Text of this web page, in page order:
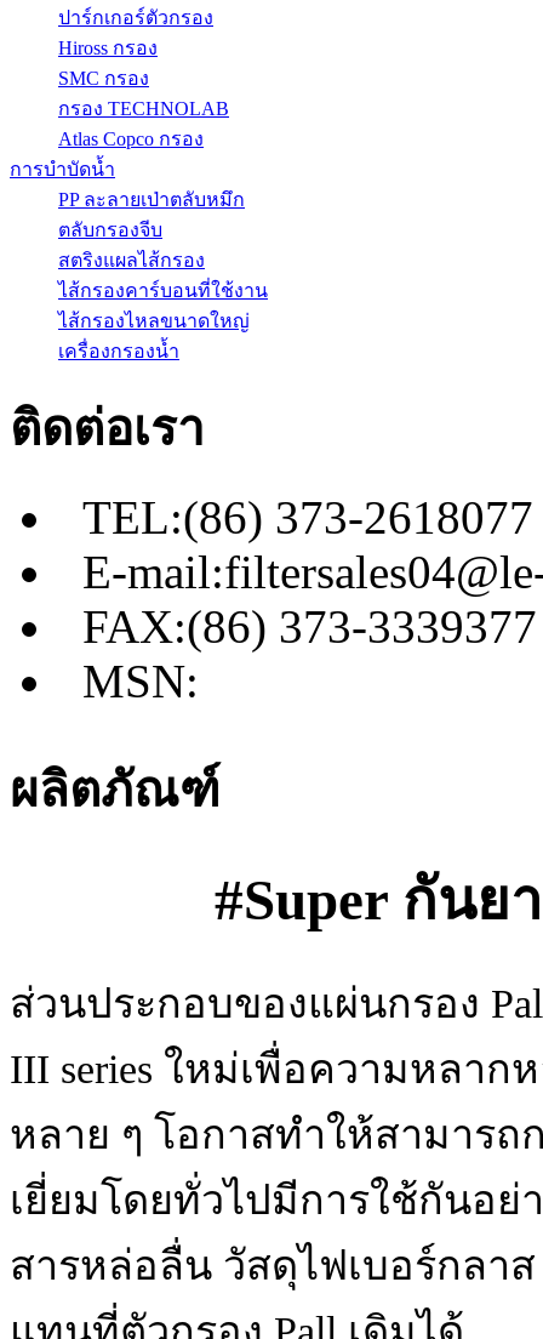
ปาร์กเกอร์ตัวกรอง
Hiross กรอง
SMC กรอง
กรอง TECHNOLAB
Atlas Copco กรอง
การบำบัดน้ำ
PP ละลายเป่าตลับหมึก
ตลับกรองจีบ
สตริงแผลไส้กรอง
ไส้กรองคาร์บอนที่ใช้งาน
ไส้กรองไหลขนาดใหญ่
เครื่องกรองน้ำ
ติดต่อเรา
TEL:(86) 373-2618077
E-
FAX:(86) 373-3339377
MSN:
ผลิตภัณฑ์
#Super กัน
ส่วนประกอบของแผ่นกรอง
III series ใหม่เพื่อความหลา
หลาย ๆ โอกาสทำให้สามาร
เยี่ยมโดยทั่วไปมีการใช้กันอ
สารหล่อลื่น วัสดุไฟเบอร์กลา